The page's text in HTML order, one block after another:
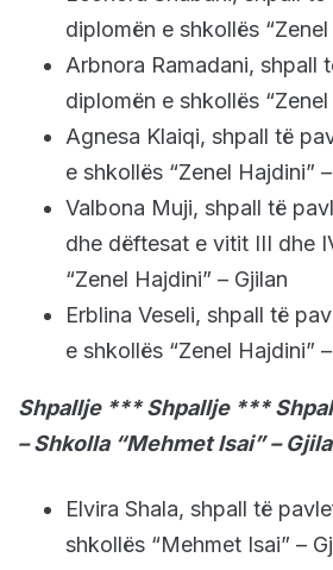
diplomën e shkollës “Zenel
Arbnora Ramadani, shpall
diplomën e shkollës “Zenel
Agnesa Klaiqi, shpall të
e shkollës “Zenel Hajdini”
Valbona Muji, shpall të
dhe dëftesat e vitit III dhe
“Zenel Hajdini” – Gjilan
Erblina Veseli, shpall të
e shkollës “Zenel Hajdini”
Shpallje *** Shpallje ***
– Shkolla “Mehmet Isai” –
Elvira Shala, shpall të
shkollës “Mehmet Isai” –